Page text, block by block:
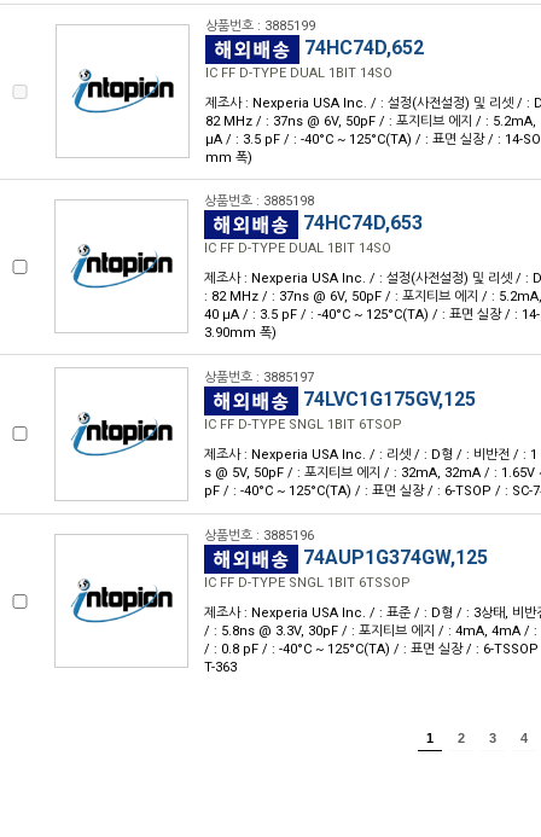
상품번호 : 3885199
74HC74D,652
IC FF D-TYPE DUAL 1BIT 14SO
제조사 : Nexperia USA Inc. / : 설정(사전설정) 및 리셋 / :
82 MHz / : 37ns @ 6V, 50pF / : 포지티브 에지 / :
μA / : 3.5 pF / : -40°C ~ 125°C(TA) / : 표면 실장 / : 14-
mm 폭)
상품번호 : 3885198
74HC74D,653
IC FF D-TYPE DUAL 1BIT 14SO
제조사 : Nexperia USA Inc. / : 설정(사전설정) 및 리셋 / :
: 82 MHz / : 37ns @ 6V, 50pF / : 포지티브 에지 / :
40 μA / : 3.5 pF / : -40°C ~ 125°C(TA) / : 표면 실장 / :
3.90mm 폭)
상품번호 : 3885197
74LVC1G175GV,125
IC FF D-TYPE SNGL 1BIT 6TSOP
제조사 : Nexperia USA Inc. / : 리셋 / : D형 / : 비반전 / :
s @ 5V, 50pF / : 포지티브 에지 / : 32mA, 32mA / :
pF / : -40°C ~ 125°C(TA) / : 표면 실장 / : 6-TSOP / : SC-
상품번호 : 3885196
74AUP1G374GW,125
IC FF D-TYPE SNGL 1BIT 6TSSOP
제조사 : Nexperia USA Inc. / : 표준 / : D형 / : 3상태, 비
/ : 5.8ns @ 3.3V, 30pF / : 포지티브 에지 / : 4mA, 4mA /
/ : 0.8 pF / : -40°C ~ 125°C(TA) / : 표면 실장 / : 6-
T-363
1 2 3 4